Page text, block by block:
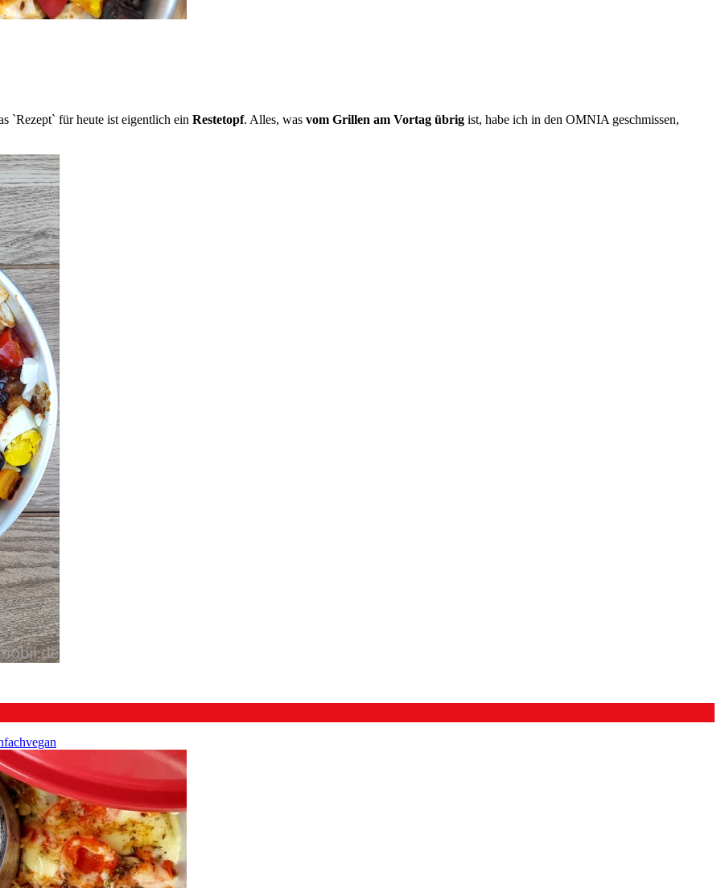
für heute ist eigentlich ein Restetopf. Alles, was vom Grillen am Vortag übrig ist, habe ich in den OMNIA geschmissen,
vegan